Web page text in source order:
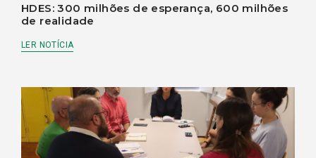
HDES: 300 milhões de esperança, 600 milhões
de realidade
LER NOTÍCIA